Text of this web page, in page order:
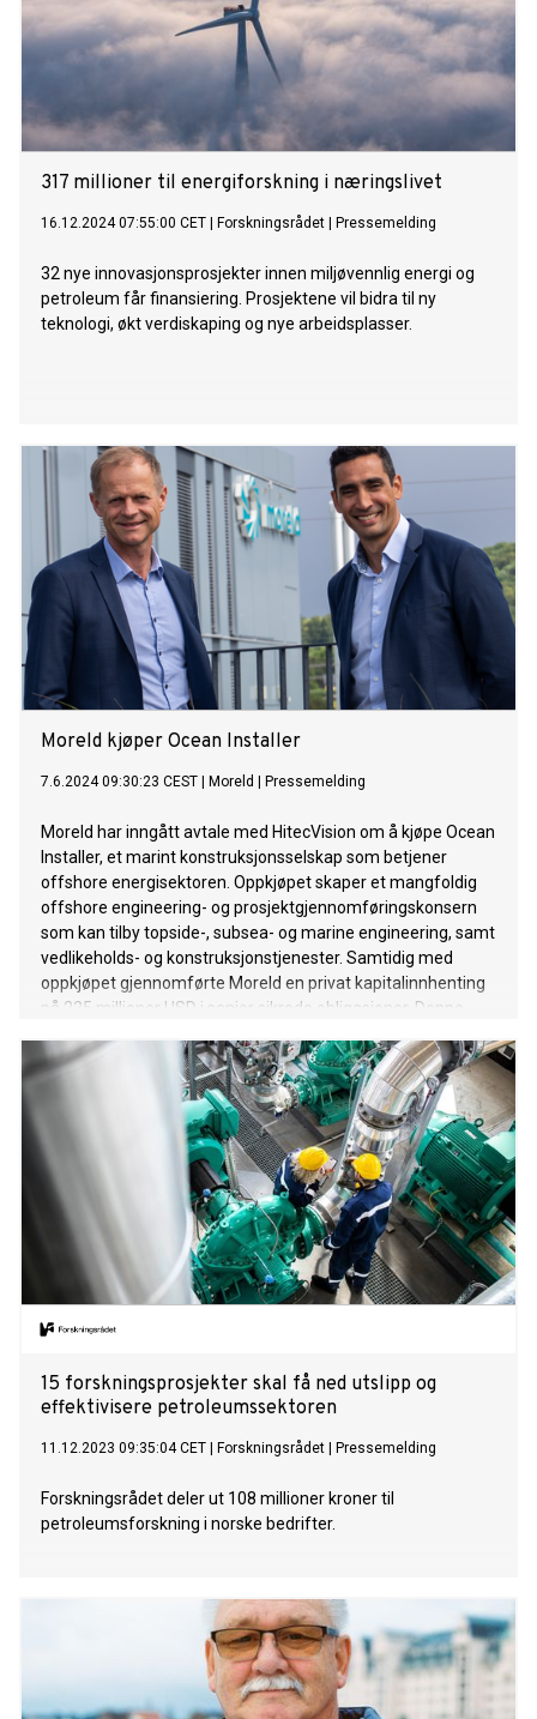
317 millioner til energiforskning i næringslivet
16.12.2024 07:55:00 CET Forskningsrådet Pressemelding
32 nye innovasjonsprosjekter innen miljøvennlig energi og
petroleum får finansiering. Prosjektene vil bidra til ny
teknologi, økt verdiskaping og nye arbeidsplasser.
Moreld kjøper Ocean Installer
7.6.2024 09:30:23 CEST Moreld Pressemelding
Moreld har inngått avtale med HitecVision om å kjøpe Ocean
Installer, et marint konstruksjonsselskap som betjener
offshore energisektoren. Oppkjøpet skaper et mangfoldig
offshore engineering- og prosjektgjennomføringskonsern
som kan tilby topside-, subsea- og marine engineering, samt
vedlikeholds- og konstruksjonstjenester. Samtidig med
oppkjøpet gjennomførte Moreld en privat kapitalinnhenting
på 225 millioner USD i senior sikrede obligasjoner. Denne
eksisterende gjeld og forbedre likviditeten. Den
sammenslåtte virksomheten er godt posisjonert for å dra
nytte av økt aktivitet på norsk sokkel og internasjonalt, med
en proformaomsetning på over 600 millioner USD i 2023 og
en ordrereserve på over 1 milliard USD.
15 forskningsprosjekter skal få ned utslipp og
effektivisere petroleumssektoren
11.12.2023 09:35:04 CET Forskningsrådet Pressemelding
Forskningsrådet deler ut 108 millioner kroner til
petroleumsforskning i norske bedrifter.